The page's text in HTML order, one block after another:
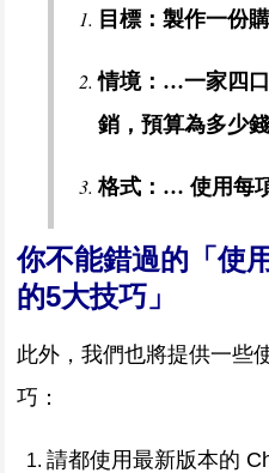
目標：製作一份
情境：…一家四
銷，預算為多少
格式：… 使用每
你不能錯過的「使
的5大技巧」
此外，我們也將提供一些
巧：
請都使用最新版本的